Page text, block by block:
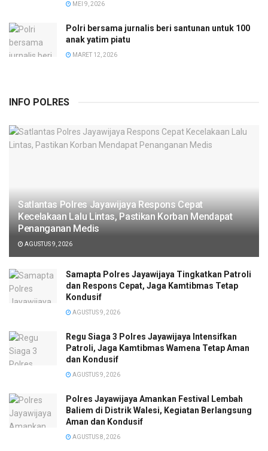
MEI 9, 2026
Polri bersama jurnalis beri santunan untuk 100
anak yatim piatu
MARET 12, 2026
INFO POLRES
Satlantas Polres Jayawijaya Respons Cepat
Kecelakaan Lalu Lintas, Pastikan Korban Mendapat
Penanganan Medis
AGUSTUS 9, 2026
Samapta Polres Jayawijaya Tingkatkan Patroli
dan Respons Cepat, Jaga Kamtibmas Tetap
Kondusif
AGUSTUS 9, 2026
Regu Siaga 3 Polres Jayawijaya Intensifkan
Patroli, Jaga Kamtibmas Wamena Tetap Aman
dan Kondusif
AGUSTUS 9, 2026
Polres Jayawijaya Amankan Festival Lembah
Baliem di Distrik Walesi, Kegiatan Berlangsung
Aman dan Kondusif
AGUSTUS 8, 2026